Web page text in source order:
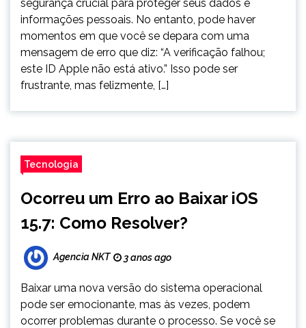
segurança crucial para proteger seus dados e
informações pessoais. No entanto, pode haver
momentos em que você se depara com uma
mensagem de erro que diz: “A verificação falhou;
este ID Apple não está ativo.” Isso pode ser
frustrante, mas felizmente, […]
Tecnologia
Ocorreu um Erro ao Baixar iOS
15.7: Como Resolver?
Agencia NKT 3 anos ago
Baixar uma nova versão do sistema operacional
pode ser emocionante, mas às vezes, podem
ocorrer problemas durante o processo. Se você se